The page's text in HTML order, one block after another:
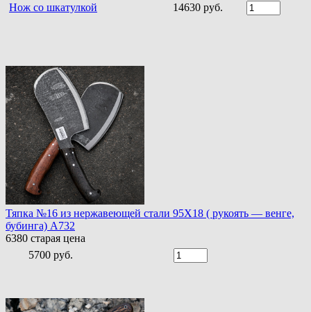
Нож со шкатулкой
14630 руб.
Тяпка №16 из нержавеющей стали 95Х18 ( рукоять — венге,
бубинга) A732
6380 старая цена
5700 руб.